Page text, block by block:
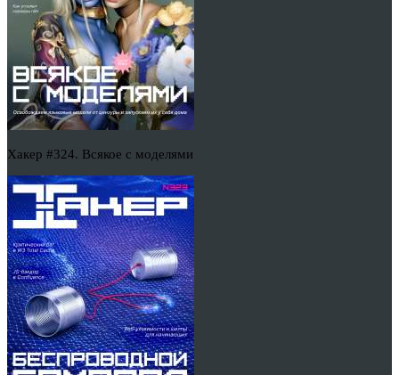
Хакер #324. Всякое с моделями